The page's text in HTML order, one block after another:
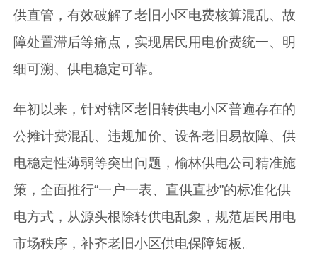
供直管，有效破解了老旧小区电费核算混乱、故
障处置滞后等痛点，实现居民用电价费统一、明
细可溯、供电稳定可靠。
年初以来，针对辖区老旧转供电小区普遍存在的
公摊计费混乱、违规加价、设备老旧易故障、供
电稳定性薄弱等突出问题，榆林供电公司精准施
策，全面推行“一户一表、直供直抄”的标准化供
电方式，从源头根除转供电乱象，规范居民用电
市场秩序，补齐老旧小区供电保障短板。